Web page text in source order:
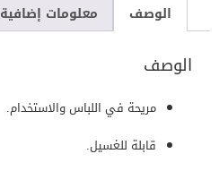
الوصف معلومات إضافية
الوصف
مريحة في اللباس والاستخدام.
قابلة للغسيل.